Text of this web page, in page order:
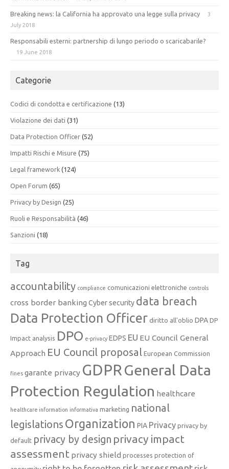
Breaking news: la California ha approvato una legge sulla privacy
3
July 2018
Responsabili esterni: partnership di lungo periodo o scaricabarile?
19 June 2018
Categorie
Codici di condotta e certificazione (13)
Violazione dei dati (31)
Data Protection Officer (52)
Impatti Rischi e Misure (75)
Legal framework (124)
Open Forum (65)
Privacy by Design (25)
Ruoli e Responsabilità (46)
Sanzioni (18)
Tag
accountability compliance comunicazioni elettroniche controls
cross border banking Cyber security data breach
Data Protection Officer diritto all'oblio DPA DP
Impact analysis DPO e-privacy EDPS EU EU Council General
Approach EU Council proposal European Commission
fines garante privacy GDPRGeneral Data
Protection Regulation healthcare
healthcare information informativa marketing national
legislations Organization PIA Privacy privacy by
default privacy by design privacy impact
assessment privacy shield processes protection of